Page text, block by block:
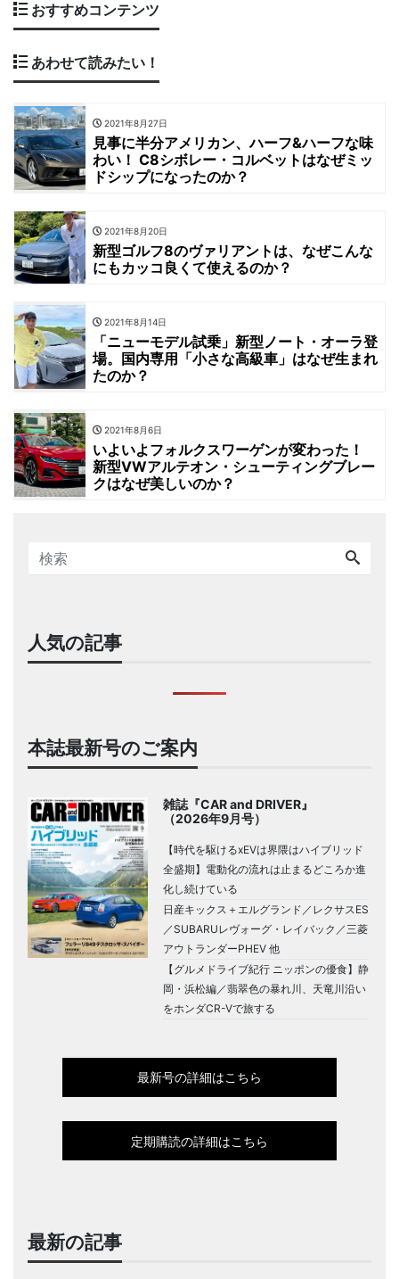
おすすめコンテンツ
あわせて読みたい！
2021年8月27日
見事に半分アメリカン、ハーフ&ハーフな味
わい！ C8シボレー・コルベットはなぜミッ
ドシップになったのか？
2021年8月20日
新型ゴルフ8のヴァリアントは、なぜこんな
にもカッコ良くて使えるのか？
2021年8月14日
「ニューモデル試乗」新型ノート・オーラ登
場。国内専用「小さな高級車」はなぜ生まれ
たのか？
2021年8月6日
いよいよフォルクスワーゲンが変わった！
新型VWアルテオン・シューティングブレー
クはなぜ美しいのか？
人気の記事
本誌最新号のご案内
雑誌『CAR and DRIVER』
（2026年9月号）
【時代を駆けるxEVは界隈はハイブリッド
全盛期】電動化の流れは止まるどころか進
化し続けている
日産キックス＋エルグランド／レクサスES
／SUBARUレヴォーグ・レイバック／三菱
アウトランダーPHEV 他
【グルメドライブ紀行 ニッポンの優食】静
岡・浜松編／翡翠色の暴れ川、天竜川沿い
をホンダCR-Vで旅する
最新号の詳細はこちら
定期購読の詳細はこちら
最新の記事